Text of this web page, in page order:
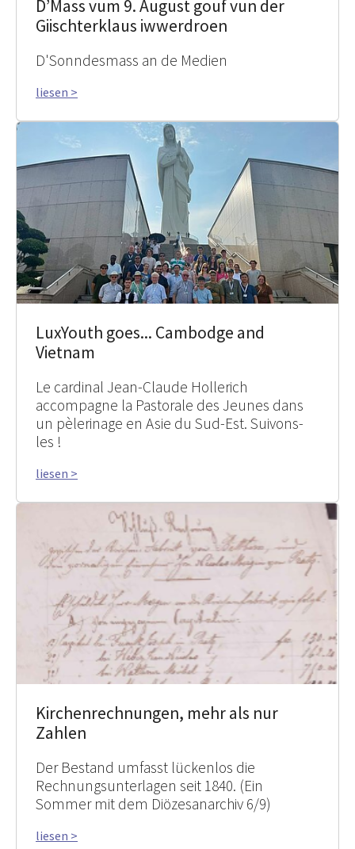
D’Mass vum 9. August gouf vun der
Giischterklaus iwwerdroen
D'Sonndesmass an de Medien
liesen >
LuxYouth goes... Cambodge and
Vietnam
Le cardinal Jean-Claude Hollerich
accompagne la Pastorale des Jeunes dans
un pèlerinage en Asie du Sud-Est. Suivons-
les !
liesen >
Kirchenrechnungen, mehr als nur
Zahlen
Der Bestand umfasst lückenlos die
Rechnungsunterlagen seit 1840. (Ein
Sommer mit dem Diözesanarchiv 6/9)
liesen >